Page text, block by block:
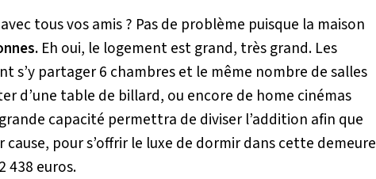
tous vos amis ? Pas de problème puisque la maison
Eh oui, le logement est grand, très grand. Les
s’y partager 6 chambres et le même nombre de salles
d’une table de billard, ou encore de home cinémas
capacité permettra de diviser l’addition afin que
cause, pour s’offrir le luxe de dormir dans cette demeure
438 euros.